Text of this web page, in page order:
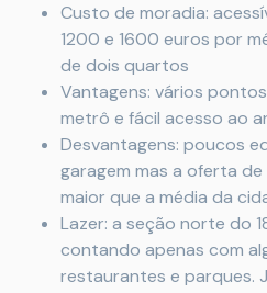
Custo de moradia:
1200 e 1600 euros por
de dois quartos
Vantagens: vários
metrô e fácil acesso ao
Desvantagens: poucos
garagem mas a oferta
maior que a média da
Lazer: a seção norte do
contando apenas com
restaurantes e parques.